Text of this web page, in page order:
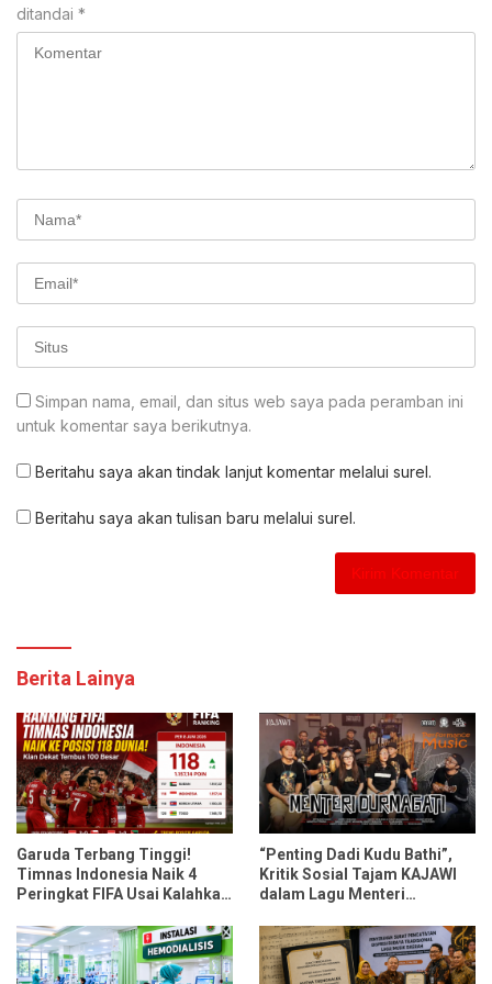
ditandai *
Simpan nama, email, dan situs web saya pada peramban ini
untuk komentar saya berikutnya.
Beritahu saya akan tindak lanjut komentar melalui surel.
Beritahu saya akan tulisan baru melalui surel.
Berita Lainya
Garuda Terbang Tinggi!
Timnas Indonesia Naik 4
Peringkat FIFA Usai Kalahkan
“Penting Dadi Kudu Bathi”,
Kritik Sosial Tajam KAJAWI
dalam Lagu Menteri